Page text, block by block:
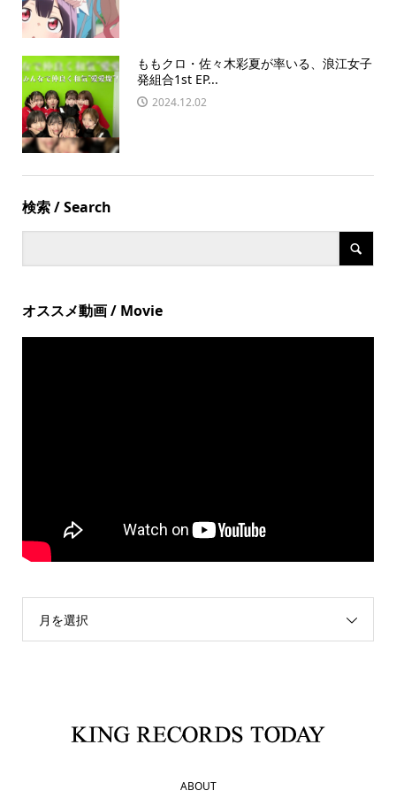
ももクロ・佐々木彩夏が率いる、浪江女子
発組合1st EP...
2024.12.02
検索 / Search
オススメ動画 / Movie
月を選択
ABOUT